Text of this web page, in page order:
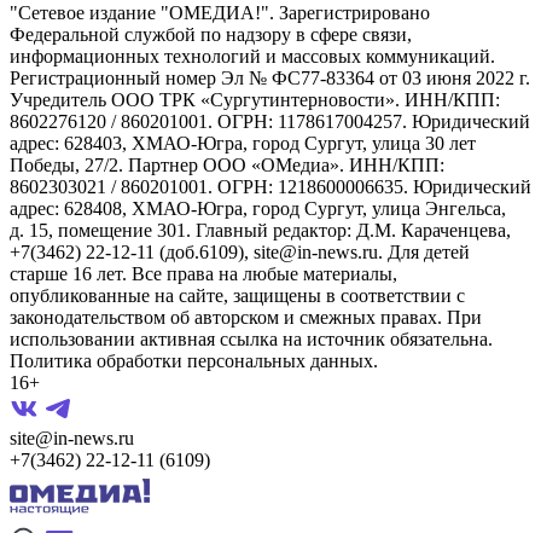
"Сетевое издание "ОМЕДИА!". Зарегистрировано
Федеральной службой по надзору в сфере связи,
информационных технологий и массовых коммуникаций.
Регистрационный номер Эл № ФС77-83364 от 03 июня 2022 г.
Учредитель ООО ТРК «Сургутинтерновости». ИНН/КПП:
8602276120 / 860201001. ОГРН: 1178617004257. Юридический
адрес: 628403, ХМАО-Югра, город Сургут, улица 30 лет
Победы, 27/2. Партнер ООО «ОМедиа». ИНН/КПП:
8602303021 / 860201001. ОГРН: 1218600006635. Юридический
адрес: 628408, ХМАО-Югра, город Сургут, улица Энгельса,
д. 15, помещение 301. Главный редактор: Д.М. Караченцева,
+7(3462) 22-12-11 (доб.6109), site@in-news.ru. Для детей
старше 16 лет. Все права на любые материалы,
опубликованные на сайте, защищены в соответствии с
законодательством об авторском и смежных правах. При
использовании активная ссылка на источник обязательна.
Политика обработки персональных данных.
16+
site@in-news.ru
+7(3462) 22-12-11 (6109)